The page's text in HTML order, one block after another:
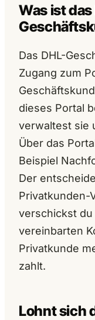
Was ist das
Das DHL-
Zugang zum
dieses Portal
verwaltest sie
Über das
Beispiel
Der
Privatkunden-
verschickst du
vereinbarten
Privatkunde
zahlt.
Lohnt sich